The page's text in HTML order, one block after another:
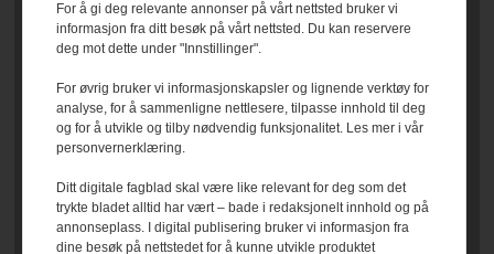
For å gi deg relevante annonser på vårt nettsted bruker vi
informasjon fra ditt besøk på vårt nettsted. Du kan reservere
deg mot dette under "Innstillinger".
For øvrig bruker vi informasjonskapsler og lignende verktøy for
analyse, for å sammenligne nettlesere, tilpasse innhold til deg
og for å utvikle og tilby nødvendig funksjonalitet. Les mer i vår
personvernerklæring.
Ditt digitale fagblad skal være like relevant for deg som det
trykte bladet alltid har vært – bade i redaksjonelt innhold og på
annonseplass. I digital publisering bruker vi informasjon fra
dine besøk på nettstedet for å kunne utvikle produktet